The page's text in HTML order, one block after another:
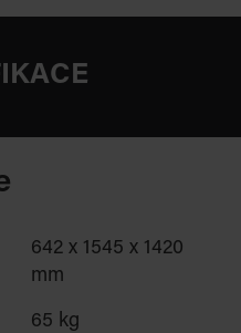
642 x 1545 x 1420
mm
65 kg